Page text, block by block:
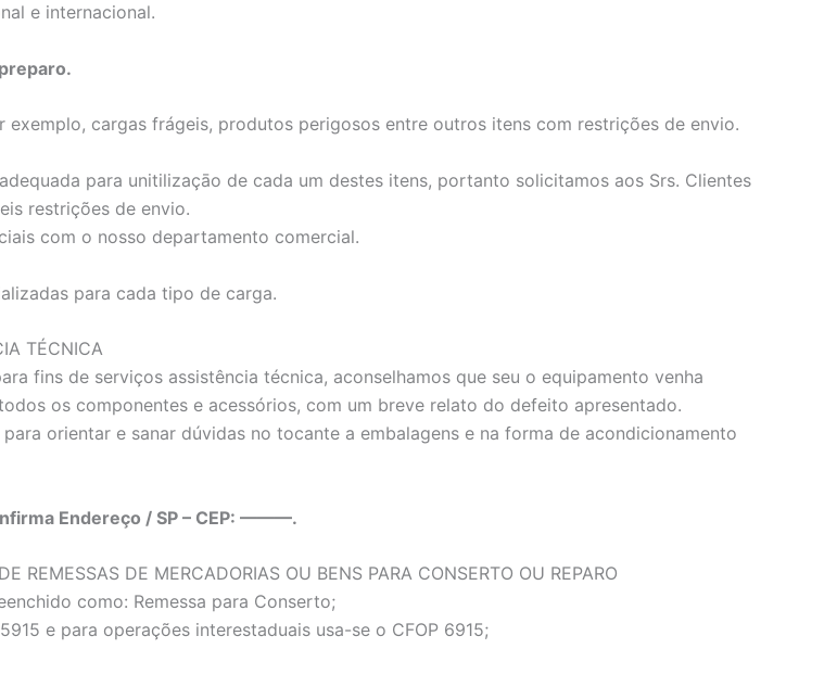
e internacional.
cargas frágeis, produtos perigosos entre outros itens com restrições de envio.
para unitilizaçāo de cada um destes itens, portanto solicitamos aos Srs. Clientes
restrições de envio.
com o nosso departamento comercial.
para cada tipo de carga.
TÉCNICA
fins de serviços assistência técnica, aconselhamos que seu o equipamento venha
os componentes e acessórios, com um breve relato do defeito apresentado.
orientar e sanar dúvidas no tocante a embalagens e na forma de acondicionamento
Endereço / SP – CEP: ———.
REMESSAS DE MERCADORIAS OU BENS PARA CONSERTO OU REPARO
como: Remessa para Conserto;
e para operações interestaduais usa-se o CFOP 6915;